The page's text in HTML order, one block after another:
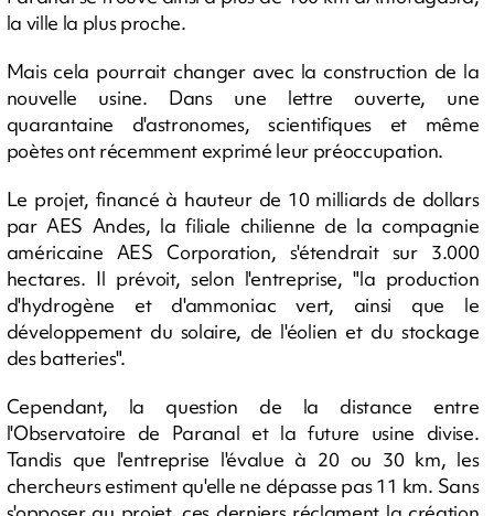
la ville la plus proche.
Mais cela pourrait changer avec la construction de la
nouvelle usine. Dans une lettre ouverte, une
quarantaine d'astronomes, scientifiques et même
poètes ont récemment exprimé leur préoccupation.
Le projet, financé à hauteur de 10 milliards de dollars
par AES Andes, la filiale chilienne de la compagnie
américaine AES Corporation, s'étendrait sur 3.000
hectares. Il prévoit, selon l'entreprise, "la production
d'hydrogène et d'ammoniac vert, ainsi que le
développement du solaire, de l'éolien et du stockage
des batteries".
Cependant, la question de la distance entre
l'Observatoire de Paranal et la future usine divise.
Tandis que l'entreprise l'évalue à 20 ou 30 km, les
chercheurs estiment qu'elle ne dépasse pas 11 km. Sans